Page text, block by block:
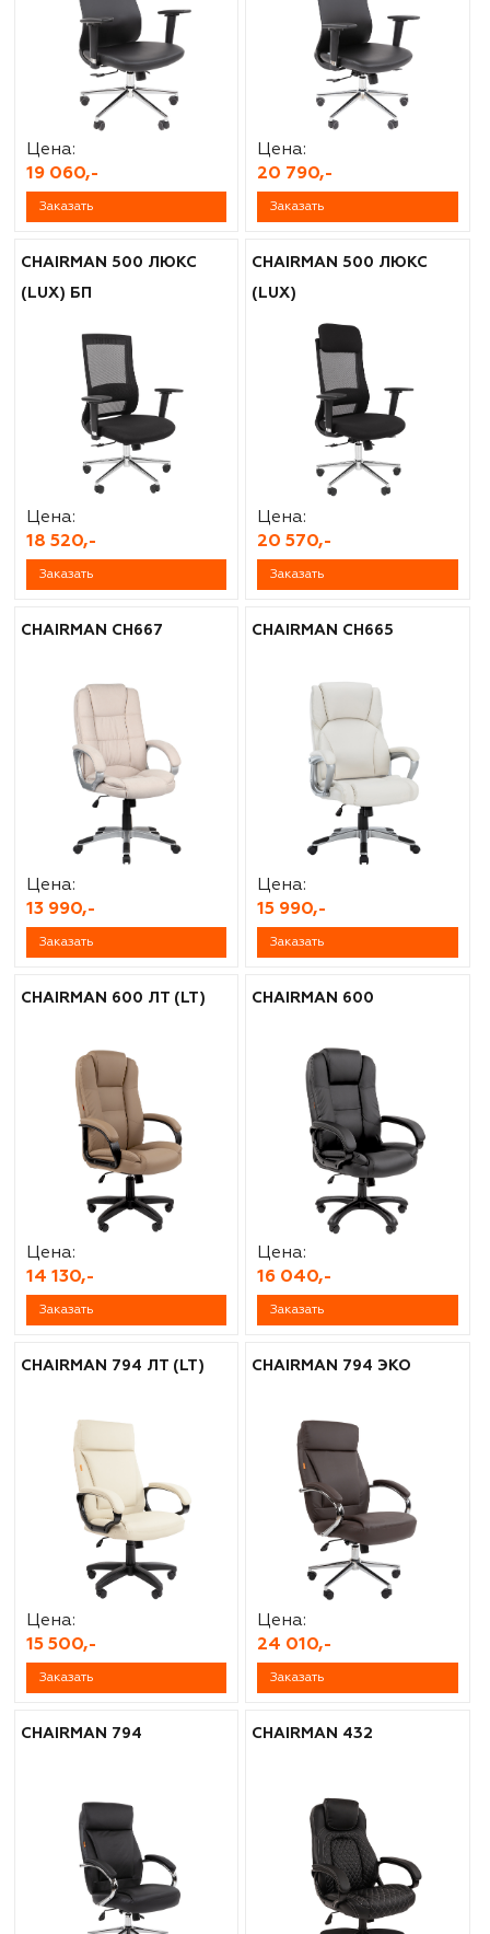
Цена:
19 060,-
Заказать
Цена:
20 790,-
Заказать
CHAIRMAN 500 ЛЮКС
(LUX) БП
Цена:
18 520,-
Заказать
CHAIRMAN 500 ЛЮКС
(LUX)
Цена:
20 570,-
Заказать
CHAIRMAN CH667
Цена:
13 990,-
Заказать
CHAIRMAN CH665
Цена:
15 990,-
Заказать
CHAIRMAN 600 ЛТ (LT)
Цена:
14 130,-
Заказать
CHAIRMAN 600
Цена:
16 040,-
Заказать
CHAIRMAN 794 ЛТ (LT)
Цена:
15 500,-
Заказать
CHAIRMAN 794 ЭКО
Цена:
24 010,-
Заказать
CHAIRMAN 794 CHAIRMAN 432